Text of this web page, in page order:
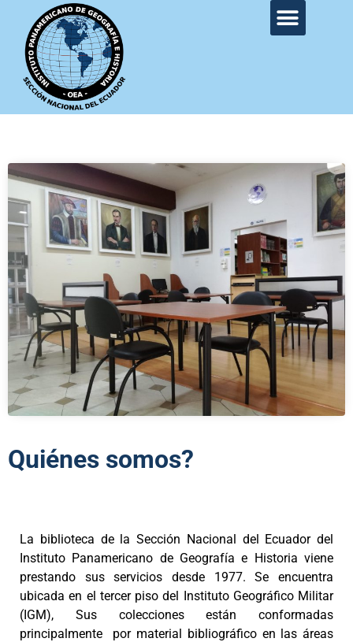
Quiénes somos?
La biblioteca de la Sección Nacional del Ecuador del
Instituto Panamericano de Geografía e Historia viene
prestando sus servicios desde 1977. Se encuentra
ubicada en el tercer piso del Instituto Geográfico Militar
(IGM), Sus colecciones están conformadas
principalmente por material bibliográfico en las áreas